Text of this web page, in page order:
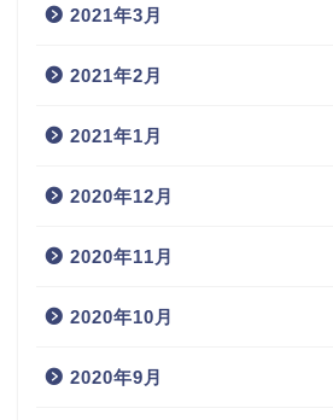
2021年3月
2021年2月
2021年1月
2020年12月
2020年11月
2020年10月
2020年9月